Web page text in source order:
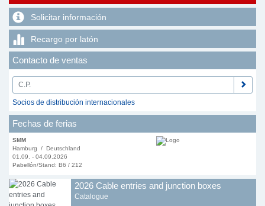
Solicitar información
Recargo por latón
Contacto de ventas
Socios de distribución internacionales
Fechas de ferias
SMM
Hamburg / Deutschland
01.09. - 04.09.2026
Pabellón/Stand: B6 / 212
2026 Cable entries and junction boxes
Catalogue